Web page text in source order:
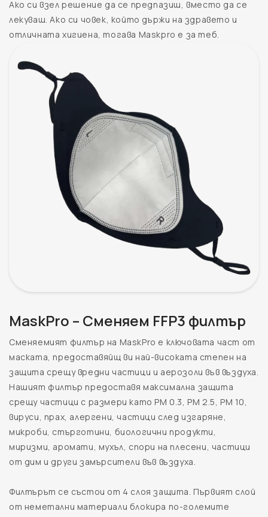
Ако си взел решение да се предпазиш, вместо да се
лекуваш. Ако си човек, който държи на здравето и
отличната хигиена, тогава Maskpro е за теб.
MaskPro – Сменяем FFP3 филтър
Сменяемият филтър на MaskPro е ключовата част от
маската, предоставяйщ ви най-високата степен на
защита срещу вредни частици и аерозоли във въздуха.
Нашият филтър предоставя максимална защита
срещу частици с размери като PM 0.3, PM 2.5, PM 10,
вируси, прах, алергени, частици след изгаряне,
микроби, стърготини, биологични продукти,
миризми, аромати, мухъл, спори на плесени, частици
от дим и други замърсители във въздуха.
Филтърът се състои от 4 слоя защита. Първият слой
от неметални материали блокира по-големите